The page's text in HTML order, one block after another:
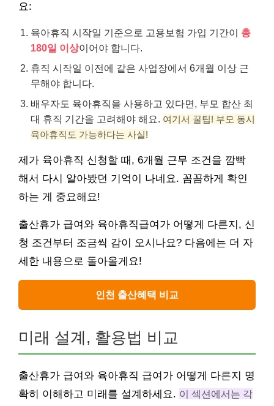
요:
육아휴직 시작일 기준으로 고용보험 가입 기간이 총
180일 이상이어야 합니다.
휴직 시작일 이전에 같은 사업장에서 6개월 이상 근
무해야 합니다.
배우자도 육아휴직을 사용하고 있다면, 부모 합산 최
대 휴직 기간을 고려해야 해요. 여기서 꿀팁! 부모 동시
육아휴직도 가능하다는 사실!
제가 육아휴직 신청할 때, 6개월 근무 조건을 깜빡
해서 다시 알아봤던 기억이 나네요. 꼼꼼하게 확인
하는 게 중요해요!
출산휴가 급여와 육아휴직급여가 어떻게 다른지, 신
청 조건부터 조금씩 감이 오시나요? 다음에는 더 자
세한 내용으로 돌아올게요!
인천 출산혜택 비교
미래 설계, 활용법 비교
출산휴가 급여와 육아휴직 급여가 어떻게 다른지 명
확히 이해하고 미래를 설계하세요. 이 섹션에서는 각